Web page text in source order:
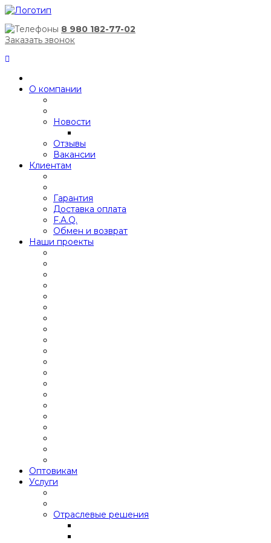
8 980 182-77-02
Заказать звонок
О компании
Новости
Отзывы
Вакансии
Клиентам
Гарантия
Доставка оплата
F.A.Q.
Обмен и возврат
Наши проекты
Оптовикам
Услуги
Отраслевые решения